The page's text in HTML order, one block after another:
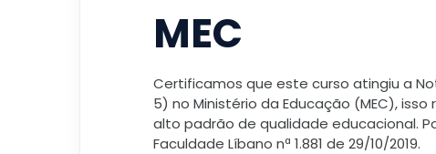
MEC
Certificamos que este curso atingiu a
5) no Ministério da Educação (MEC),
alto padrão de qualidade educacional.
Faculdade Líbano nª 1.881 de 29/10/2019.